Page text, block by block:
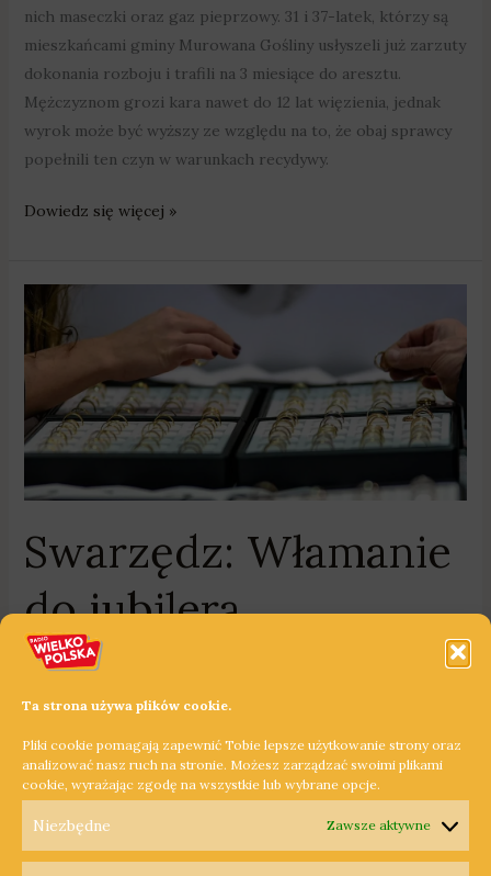
Ta strona używa plików cookie.
Pliki cookie pomagają zapewnić Tobie lepsze użytkowanie strony oraz
analizować nasz ruch na stronie. Możesz zarządzać swoimi plikami
cookie, wyrażając zgodę na wszystkie lub wybrane opcje.
Niezbędne Zawsze aktywne
nich maseczki oraz gaz pieprzowy. 31 i 37-latek, którzy są
mieszkańcami gminy Murowana Gośliny usłyszeli już zarzuty
dokonania rozboju i trafili na 3 miesiące do aresztu.
Mężczyznom grozi kara nawet do 12 lat więzienia, jednak
wyrok może być wyższy ze względu na to, że obaj sprawcy
popełnili ten czyn w warunkach recydywy.
Dowiedz się więcej »
Swarzędz: Włamanie
do jubilera
Bez kategorii
W nocy z poniedziałku na wtorek doszło do włamania w
punkcie jubilerskim na osiedlu Raczyńskiego w Swarzędzu.
Włamanie
do
jubilera
Dowiedz się więcej »